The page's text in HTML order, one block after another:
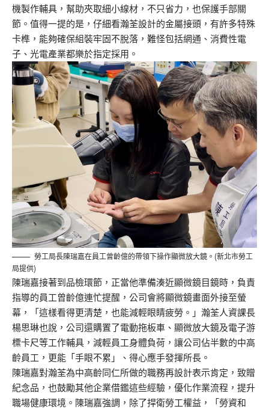
機製作輔具，幫助夾取細小線材，不只省力，也保護手部關
節。值得一提的是，仔細看瀚荃設計的金屬接頭，有許多特殊
卡榫，能夠確保組裝牢固不脫落，難怪包括網通、消費性電
子、光電產業都樂於指定採用。
勞工局長陳瑞嘉在員工曾齡億的帶領下操作顯微放大鏡。(新北市勞工
局提供)
陳瑞嘉接著到品檢環節，正當他準備湊近顯微鏡目鏡時，負責
指導的員工曾齡億連忙提醒，公司會將顯微鏡畫面外接至螢
幕，「這樣看得更清楚，也能減輕眼睛疲勞。」瀚荃人資課長
楊思琳也說，公司還購置了電動拖板車、顯微放大鏡及電子游
標卡尺等工作輔具，減輕員工身體負荷，讓公司佔半數的中高
齡員工，更能「手眼不累」、得心應手發揮所長。
陳瑞嘉對瀚荃為中高齡同仁所做的職務再設計表示肯定，致贈
紀念品，也鼓勵其他企業借鑑這些經驗，優化作業流程，提升
職場健康環境。陳瑞嘉強調，除了捍衛勞工權益，「勞資和